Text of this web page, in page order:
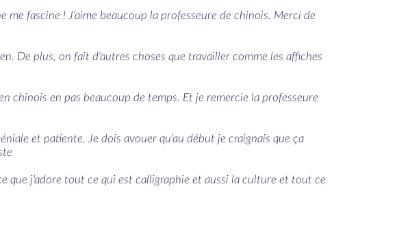
me fascine ! J'aime beaucoup la professeure de chinois. Merci de
De plus, on fait d'autres choses que travailler comme les affiches
chinois en pas beaucoup de temps. Et je remercie la professeure
et patiente. Je dois avouer qu'au début je craignais que ça
que j'adore tout ce qui est calligraphie et aussi la culture et tout ce